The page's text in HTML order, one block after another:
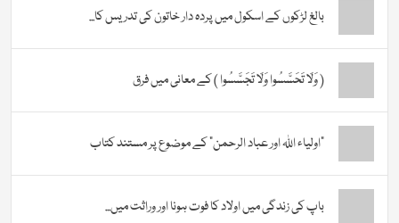
بالغ لڑکوں کے اسکول میں پردہ دار خاتون کی تدریس کا...
( وَلَا تَحَسَّسُوا وَلَا تَجَسَّسُوا ) کے معانی میں فرق
“اولیاء اللہ اور عباد الرحمن” کے موضوع پر مستند کتاب
باپ کی زندگی میں اولاد کا فوت ہونا اور وراثت میں...